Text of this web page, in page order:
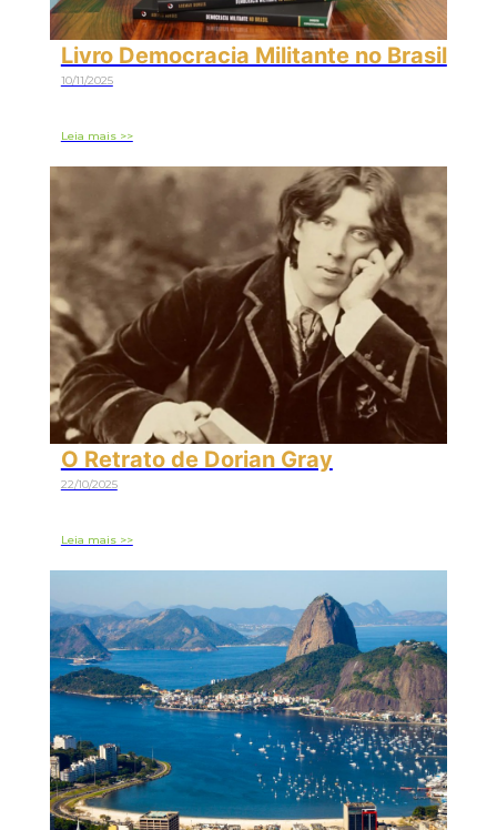
Livro Democracia Militante no Brasil
10/11/2025
Leia mais >>
O Retrato de Dorian Gray
22/10/2025
Leia mais >>